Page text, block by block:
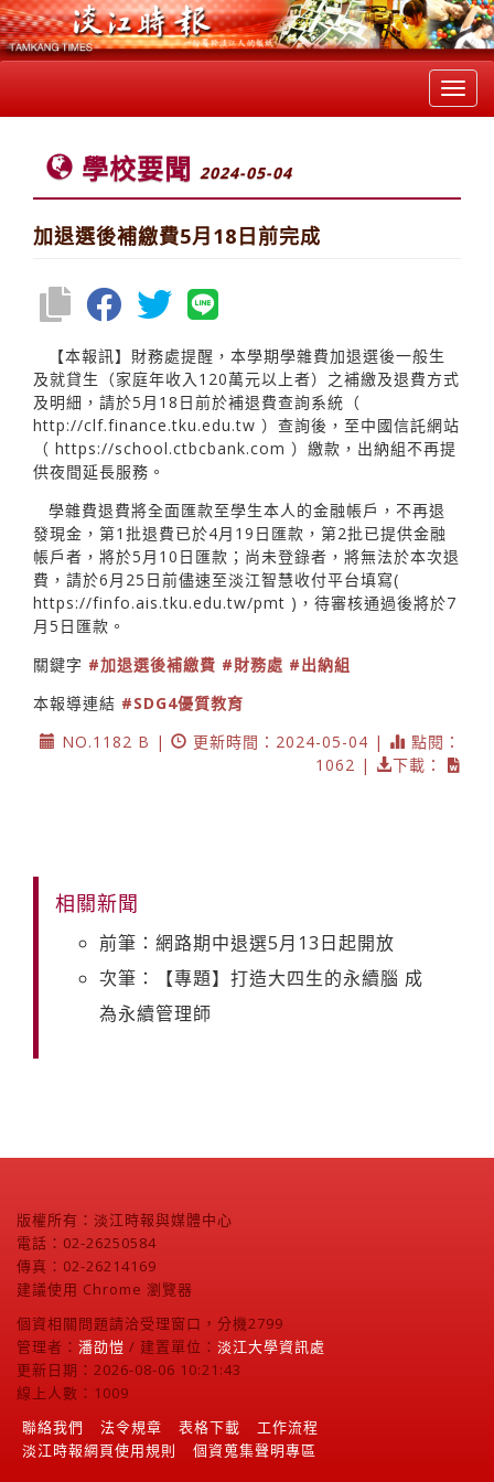
學校要聞 2024-05-04
加退選後補繳費5月18日前完成
【本報訊】財務處提醒，本學期學雜費加退選後一般生
及就貸生（家庭年收入120萬元以上者）之補繳及退費方式
及明細，請於5月18日前於補退費查詢系統（
http://clf.finance.tku.edu.tw ）查詢後，至中國信託網站
（ https://school.ctbcbank.com ）繳款，出納組不再提
供夜間延長服務。
學雜費退費將全面匯款至學生本人的金融帳戶，不再退
發現金，第1批退費已於4月19日匯款，第2批已提供金融
帳戶者，將於5月10日匯款；尚未登錄者，將無法於本次退
費，請於6月25日前儘速至淡江智慧收付平台填寫(
https://finfo.ais.tku.edu.tw/pmt )，待審核通過後將於7
月5日匯款。
關鍵字 #加退選後補繳費 #財務處 #出納組
本報導連結 #SDG4優質教育
NO.1182 B |
更新時間：2024-05-04 |
點閱：
1062 |
下載：
相關新聞
前筆：網路期中退選5月13日起開放
次筆：【專題】打造大四生的永續腦 成
為永續管理師
版權所有：淡江時報與媒體中心
電話：02-26250584
傳真：02-26214169
建議使用 Chrome 瀏覽器
個資相關問題請洽受理窗口，分機2799
管理者： 潘劭愷 / 建置單位： 淡江大學資訊處
更新日期：2026-08-06 10:21:43
線上人數：1009
聯絡我們
法令規章 表格下載
工作流程
淡江時報網頁使用規則
個資蒐集聲明專區